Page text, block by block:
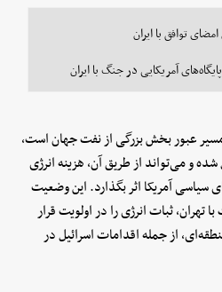
توافق با ایران
آمریکایی در جنگ با ایران
عبور بخش بزرگی از نفت جهان است،
شده و می‌تواند از طریق آن، هزینه انرژی
سیاسی آمریکا اثر بگذارد. این وضعیت
ثبات انرژی را در اولویت قرار
از جمله اقدامات اسرائیل در